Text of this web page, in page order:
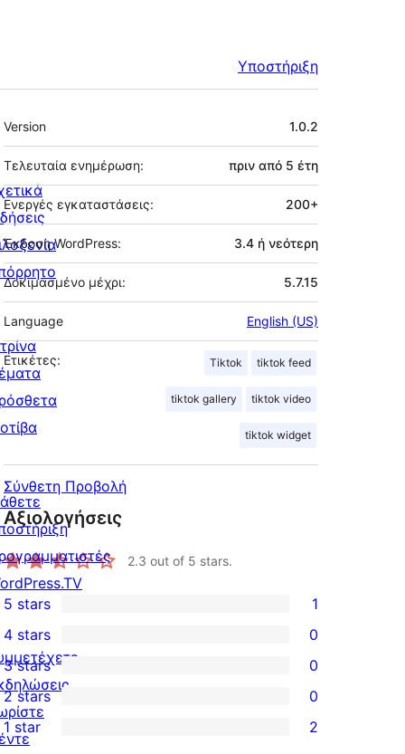
Υποστήριξη
Μεταστοιχεία
Version 1.0.2
Τελευταία ενημέρωση: πριν από 5 έτη
Ενεργές εγκαταστάσεις: 200+
Έκδοση WordPress: 3.4 ή νεότερη
Δοκιμασμένο μέχρι: 5.7.15
Language English (US)
Ετικέτες: Tiktok tiktok feed
tiktok gallery tiktok video
tiktok widget
Σύνθετη Προβολή
Αξιολογήσεις
2.3 out of 5 stars.
1
5-
star
review
5 stars 1
4-
star
reviews
4 stars 0
0
3-
star
3 stars 0
0
2-
2 stars 0
2
1 star 2